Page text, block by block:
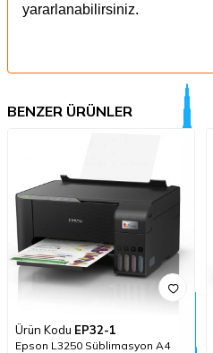
yararlanabilirsiniz.
BENZER ÜRÜNLER
Ürün Kodu EP32-1
Epson L3250 Süblimasyon A4